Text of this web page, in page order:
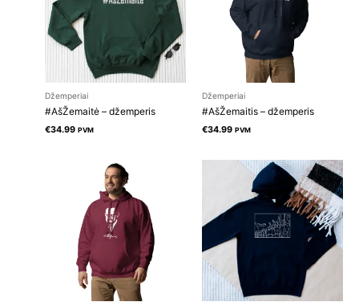
Džemperiai
#AšŽemaitė – džemperis
€34.99 PVM
Džemperiai
#AšŽemaitis – džemperis
€34.99 PVM